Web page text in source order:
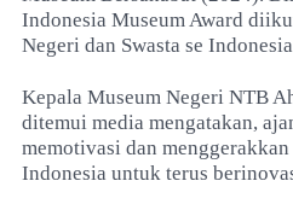
Indonesia Museum Award
Negeri dan Swasta se
Kepala Museum Negeri NTB
ditemui media mengatakan,
memotivasi dan
Indonesia untuk terus